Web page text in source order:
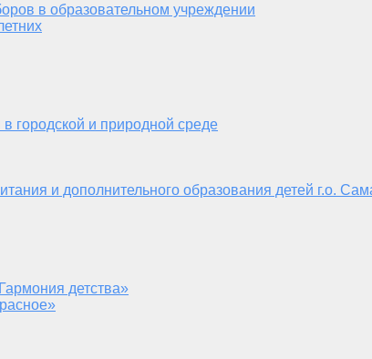
в образовательном учреждении
городской и природной среде
и дополнительного образования детей г.о.
детства»